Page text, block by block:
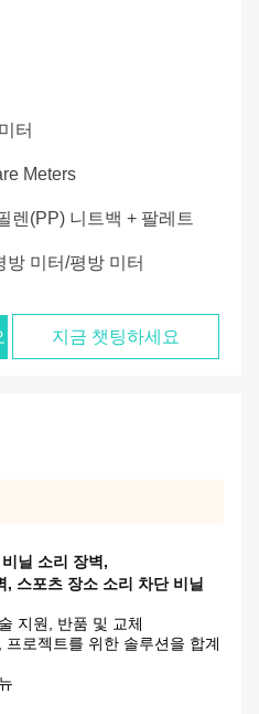
터
Meters
렌(PP) 니트백 + 팔레트
방 미터/평방 미터
지금 챗팅하세요
닐 소리 장벽,
, 스포츠 장소 소리 차단 비닐
지원, 반품 및 교체
프로젝트를 위한 솔루션을 합계